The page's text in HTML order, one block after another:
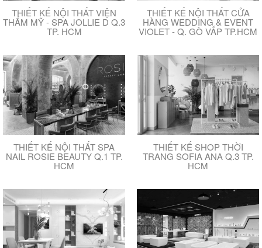
THIẾT KẾ NỘI THẤT VIỆN
THẨM MỸ - SPA JOLLIE D Q.3
TP. HCM
THIẾT KẾ NỘI THẤT CỬA
HÀNG WEDDING & EVENT
VIOLET - Q. GÒ VẤP TP.HCM
THIẾT KẾ NỘI THẤT SPA
NAIL ROSIE BEAUTY Q.1 TP.
HCM
THIẾT KẾ SHOP THỜI
TRANG SOFIA ANA Q.3 TP.
HCM